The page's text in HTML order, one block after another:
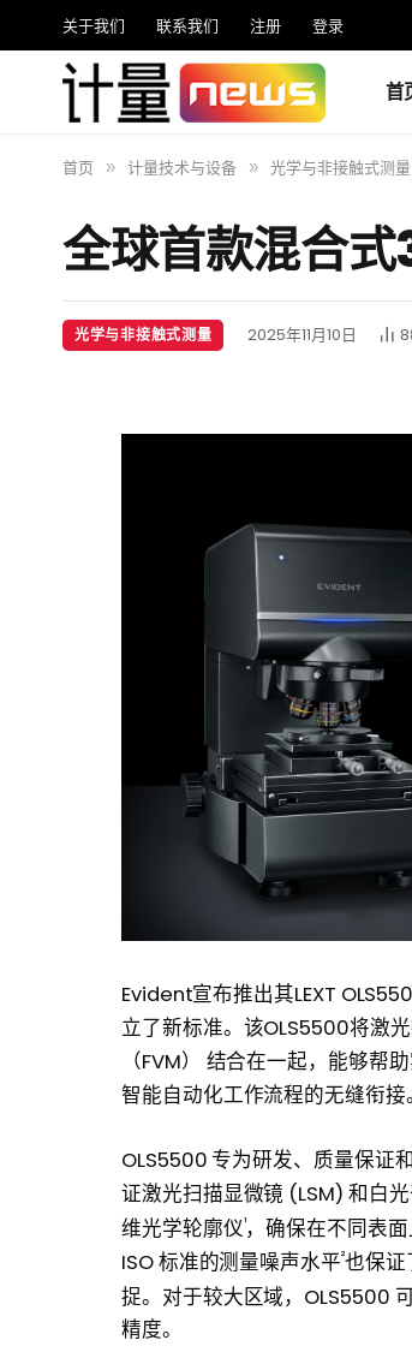
关于我们 联系我们 注册 登录
首
首页 » 计量技术与设备 » 光学与非接触式测量
全球首款混合
光学与非接触式测量 2025年11月10日
Evident宣布推出其LEXT
立了新标准。该OLS5500将激
（FVM） 结合在一起，能够帮
智能自动化工作流程的无缝衔接。
OLS5500 专为研发、质量保证
证激光扫描显微镜 (LSM) 和白
维光学轮廓仪¹，确保在不同表
ISO 标准的测量噪声水平²也保证
捉。对于较大区域，OLS5500
精度。